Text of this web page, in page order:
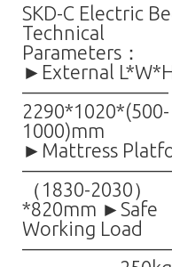
SKD-C Electric
Technical
Parameters：
►External
———————–
2290*1020*(500-
1000)mm
►Mattress
（1830-2030）
*820mm ►Safe
Working Load